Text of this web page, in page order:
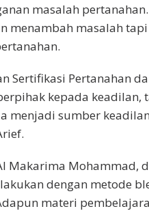
masalah
menambah masalah
Sertifikasi Pertanahan
kepada keadilan,
menjadi sumber
Makarima Mohammad,
dengan metode
materi